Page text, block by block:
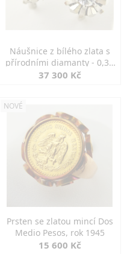
Náušnice z bílého zlata s
přírodními diamanty - 0,30
ct
37 300 Kč
NOVÉ
Prsten se zlatou mincí Dos
Medio Pesos, rok 1945
15 600 Kč